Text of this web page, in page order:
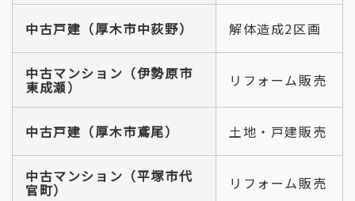
中古戸建（厚木市中荻野） 解体造成2区画
中古マンション（伊勢原市
東成瀬） リフォーム販売
中古戸建（厚木市鳶尾） 土地・戸建販売
中古マンション（平塚市代
官町） リフォーム販売